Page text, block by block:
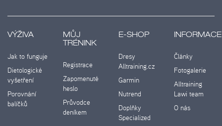
VÝŽIVA
Jak to funguje
Dietologické
vyšetření
Porovnání
balíčků
MŮJ
TRÉNINK
Registrace
Zapomenuté
heslo
Průvodce
deníkem
E-SHOP
Dresy
Alltraining.cz
Garmin
Nutrend
Doplňky
Specialized
INFORMACE
Články
Fotogalerie
Alltraining
Lawi team
O nás